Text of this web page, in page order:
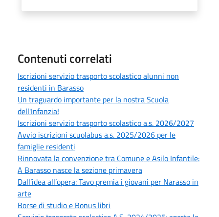
Contenuti correlati
Iscrizioni servizio trasporto scolastico alunni non
residenti in Barasso
Un traguardo importante per la nostra Scuola
dell'Infanzia!
Iscrizioni servizio trasporto scolastico a.s. 2026/2027
Avvio iscrizioni scuolabus a.s. 2025/2026 per le
famiglie residenti
Rinnovata la convenzione tra Comune e Asilo Infantile:
A Barasso nasce la sezione primavera
Dall’idea all’opera: Tavo premia i giovani per Narasso in
arte
Borse di studio e Bonus libri